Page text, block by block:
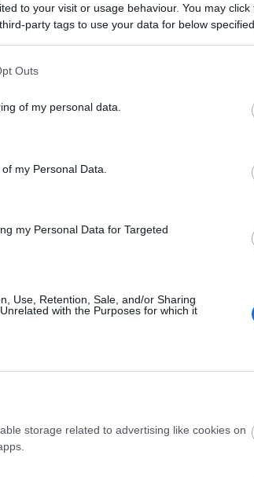
to your visit or usage behaviour. You may
party tags to use your data for below
Outs
of my personal data.
my Personal Data.
my Personal Data for Targeted
Use, Retention, Sale, and/or Sharing
with the Purposes for which it
storage related to advertising like cookies on
camper che ha tutti questi prodotti e a
le funzioni della griglia e nella parte superiore
Cramer a Gas, è un prodotto
la carne nel piano sotto, cuociamo sui
Ciao a tutti! Barbara (FC)
(costo/spazio/pulizia/versatilità) provate a
stabile la bombola.
la possibilità della pietra lavica.Dove abito io
con pietra ollare descritta nel post
mai usato. Mi hanno risposto quelli del sito
dove poterlo trovare a Firenze e provincia lo